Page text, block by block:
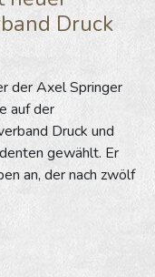
Druck
der Axel Springer
auf der
Druck und
gewählt. Er
an, der nach zwölf